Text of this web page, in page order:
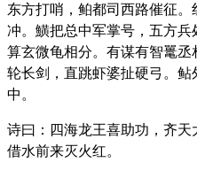
东方打哨，鲌都司西路催征
冲。鱑把总中军掌号，五方
算玄微龟相分。有谋有智鼍
轮长剑，直跳虾婆扯硬弓。
中。
诗曰：四海龙王喜助功，齐天
借水前来灭火红。